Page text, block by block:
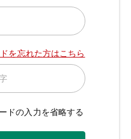
を忘れた方はこちら
ドの入力を省略する